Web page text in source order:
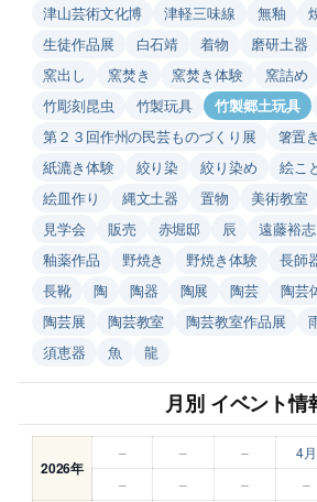
津山芸術文化博
津軽三味線 無釉
生徒作品展
白石靖 着物 磨研土器
窯出し
窯焚き 窯焚き体験 窯詰め
竹彫刻昆虫
竹製玩具 竹製郷土玩具
第２３回作州の民芸ものづくり展
箸置き
紙漉き体験
絞り染 絞り染め 絵こ
絵皿作り
縄文土器 置物 美術教室
見学会
販売 赤堀邸 辰 遠藤裕志
釉薬作品
野焼き 野焼き体験
長師
長靴
陶 陶器 陶展 陶芸 陶芸
陶芸展
陶芸教室 陶芸教室作品展
須恵器
魚 龍
月別 イベント情
2026年
– – – 4月
–
– – –